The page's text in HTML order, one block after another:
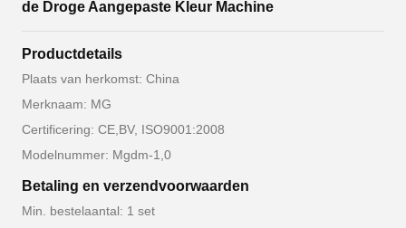
de Droge Aangepaste Kleur Machine
Productdetails
Plaats van herkomst: China
Merknaam: MG
Certificering: CE,BV, ISO9001:2008
Modelnummer: Mgdm-1,0
Betaling en verzendvoorwaarden
Min. bestelaantal: 1 set